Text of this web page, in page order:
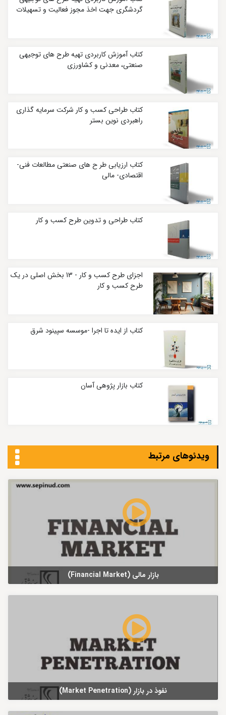
گردشگری جهت اخذ مجوز فعالیت و تسهیلات
کتاب آموزش کاربردی تهیه طرح های توجیهی
صنعتی، معدنی و کشاورزی
کتاب طراحی کسب و کار شرکت سرمایه‌ گذاری
راهبردی نوین بستر
کتاب ارزیابی طر ح ‌های صنعتی مطالعات فنی-
اقتصادی- مالی
کتاب طراحی و تدوین طرح کسب و کار
اجزای طرح کسب و کار - 13 بخش اصلی در یک
طرح کسب و کار
کتاب از ایده تا اجرا -موسسه سپینود شرق
کتاب بازار پژوهی آسان
ویدئوهای مرتبط
بازار مالی (Financial Market)
نفوذ در بازار (Market Penetration)